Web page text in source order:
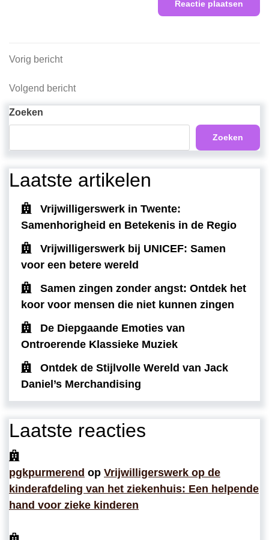
Berichtnavigatie
Vorig
Vorig bericht
Volgend
Volgend bericht
Zoeken
Zoeken
Laatste artikelen
Vrijwilligerswerk in Twente:
Samenhorigheid en Betekenis in de Regio
Vrijwilligerswerk bij UNICEF: Samen
voor een betere wereld
Samen zingen zonder angst: Ontdek het
koor voor mensen die niet kunnen zingen
De Diepgaande Emoties van
Ontroerende Klassieke Muziek
Ontdek de Stijlvolle Wereld van Jack
Daniel’s Merchandising
Laatste reacties
pgkpurmerend op Vrijwilligerswerk op de
kinderafdeling van het ziekenhuis: Een helpende
hand voor zieke kinderen